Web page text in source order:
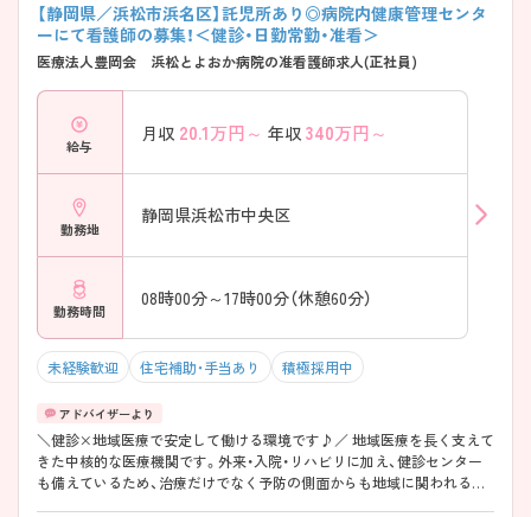
【静岡県／浜松市浜名区】託児所あり◎病院内健康管理センタ
ーにて看護師の募集！＜健診・日勤常勤・准看＞
医療法人豊岡会 浜松とよおか病院の准看護師求人(正社員)
給与
月収 20.1万円～ 年収 340万円～
勤務地
静岡県浜松市中央区
勤務時間
08時00分～17時00分（休憩60分）
未経験歓迎 住宅補助・手当あり 積極採用中
＼健診×地域医療で安定して働ける環境です♪／ 地域医療を長く支えて
きた中核的な医療機関です。外来・入院・リハビリに加え、健診センター
も備えているため、治療だけでなく予防の側面からも地域に関われる点